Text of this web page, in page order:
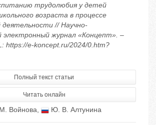
трудолюбия у детей
возраста в процессе
деятельности // Научно-
электронный журнал «Концепт». –
https://e-koncept.ru/2024/0.htm?
Полный текст статьи
Читать онлайн
Войнова, Ю. В. Алтунина